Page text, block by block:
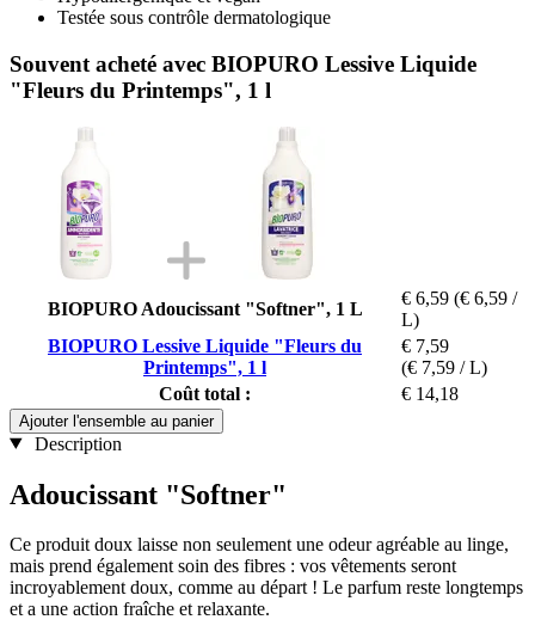
Testée sous contrôle dermatologique
Souvent acheté avec BIOPURO Lessive Liquide
"Fleurs du Printemps", 1 l
BIOPURO Adoucissant "Softner", 1 L
€ 6,59 (€ 6,59 /
L)
BIOPURO Lessive Liquide "Fleurs du
Printemps", 1 l
€ 7,59
(€ 7,59 / L)
Coût total :
€ 14,18
Ajouter l'ensemble au panier
Description
Adoucissant "Softner"
Ce produit doux laisse non seulement une odeur agréable au linge,
mais prend également soin des fibres : vos vêtements seront
incroyablement doux, comme au départ ! Le parfum reste longtemps
et a une action fraîche et relaxante.